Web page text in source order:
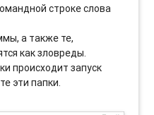
строке слова
а также те,
как зловреды.
происходит запуск
эти папки.